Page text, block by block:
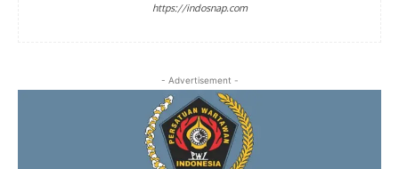
https://indosnap.com
- Advertisement -